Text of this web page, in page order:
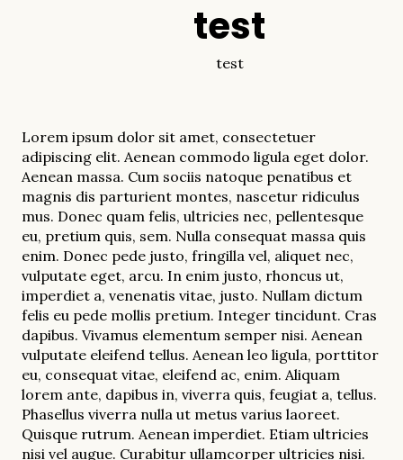
test
test
Lorem ipsum dolor sit amet, consectetuer
adipiscing elit. Aenean commodo ligula eget dolor.
Aenean massa. Cum sociis natoque penatibus et
magnis dis parturient montes, nascetur ridiculus
mus. Donec quam felis, ultricies nec, pellentesque
eu, pretium quis, sem. Nulla consequat massa quis
enim. Donec pede justo, fringilla vel, aliquet nec,
vulputate eget, arcu. In enim justo, rhoncus ut,
imperdiet a, venenatis vitae, justo. Nullam dictum
felis eu pede mollis pretium. Integer tincidunt. Cras
dapibus. Vivamus elementum semper nisi. Aenean
vulputate eleifend tellus. Aenean leo ligula, porttitor
eu, consequat vitae, eleifend ac, enim. Aliquam
lorem ante, dapibus in, viverra quis, feugiat a, tellus.
Phasellus viverra nulla ut metus varius laoreet.
Quisque rutrum. Aenean imperdiet. Etiam ultricies
nisi vel augue. Curabitur ullamcorper ultricies nisi.